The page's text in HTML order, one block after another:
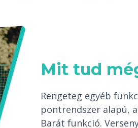
Mit tud
Rengeteg egyéb
pontrendszer alapú,
Barát funkció.